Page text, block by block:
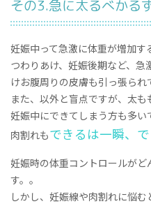
その3.急に太るべかる
妊娠中って急激に体重が増加す
つわりあけ、妊娠後期など、
けお腹周りの皮膚も引っ張られ
また、以外と盲点ですが、太
妊娠中にできてしまう方も多い
肉割れもできるは一瞬、
妊娠時の体重コントロールが
す。。
しかし、妊娠線や肉割れに悩